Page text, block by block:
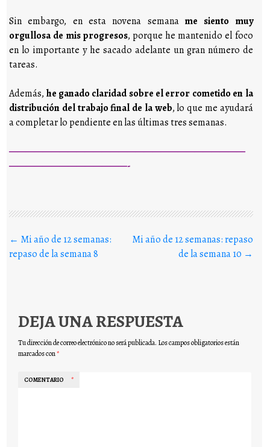
Sin embargo, en esta novena semana me siento muy
orgullosa de mis progresos, porque he mantenido el foco
en lo importante y he sacado adelante un gran número de
tareas.
Además, he ganado claridad sobre el error cometido en la
distribución del trabajo final de la web, lo que me ayudará
a completar lo pendiente en las últimas tres semanas.
————————————————————————————
——————————————-
Buscar en los posts
← Mi año de 12 semanas:
repaso de la semana 8
Mi año de 12 semanas: repaso
de la semana 10 →
DEJA UNA RESPUESTA
Tu dirección de correo electrónico no será publicada. Los campos obligatorios están
marcados con*
COMENTARIO *